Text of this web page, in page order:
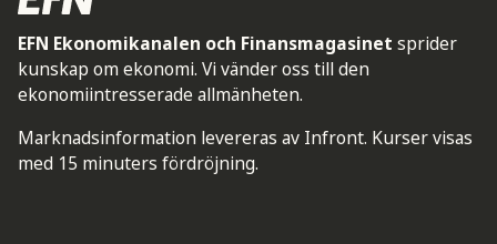
EFN Ekonomikanalen och Finansmagasinet sprider
kunskap om ekonomi. Vi vänder oss till den
ekonomiintresserade allmänheten.
Marknadsinformation levereras av Infront. Kurser visas
med 15 minuters fördröjning.